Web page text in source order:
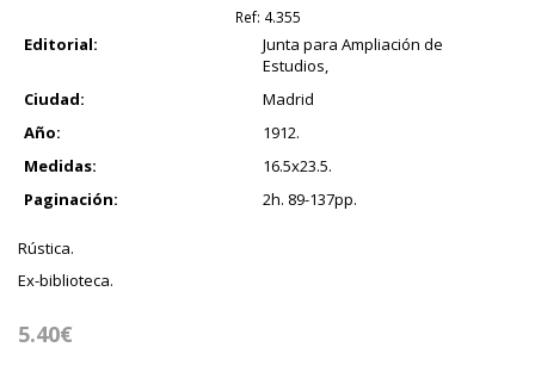
Ref: 4.355
Editorial:
Junta para Ampliación de
Estudios,
Ciudad:
Madrid
Año:
1912.
Medidas:
16.5x23.5.
Paginación:
2h. 89-137pp.
Rústica.
Ex-biblioteca.
5.40€